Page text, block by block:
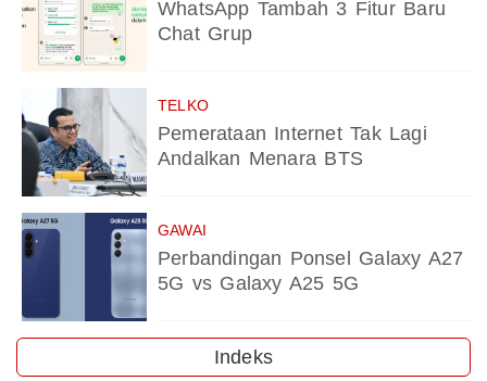
WhatsApp Tambah 3 Fitur Baru
Chat Grup
TELKO
Pemerataan Internet Tak Lagi
Andalkan Menara BTS
GAWAI
Perbandingan Ponsel Galaxy A27
5G vs Galaxy A25 5G
Indeks